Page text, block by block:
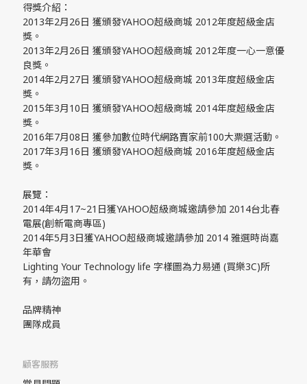
得獎介紹：
2013年2月26日 獲頒發YAHOO超級商城 2012年度超級金店
獎。
2013年2月26日 獲頒發YAHOO超級商城 2012年度一心一意優
良獎。
2014年2月27日 獲頒發YAHOO超級商城 2013年度超級金店
獎。
2015年3月10日 獲頒發YAHOO超級商城 2014年度超級金店
獎。
2016年7月08日 獲參加數位時代網路賣家前100大票選活動。
2017年3月16日 獲頒發YAHOO超級商城 2016年度超級金店
獎。
展覽：
2014年4月17~21日獲YAHOO超級商城邀請參加 2014台北春
電展(創新電商專區)
2014年5月3日獲YAHOO超級商城邀請參加 2014 雅選時尚嘉
年華會
Lighting Your Technology life 字樣圖為力易通 (買樂3C)所
有，請勿盜用。
品牌精神
團隊成員
顧客服務